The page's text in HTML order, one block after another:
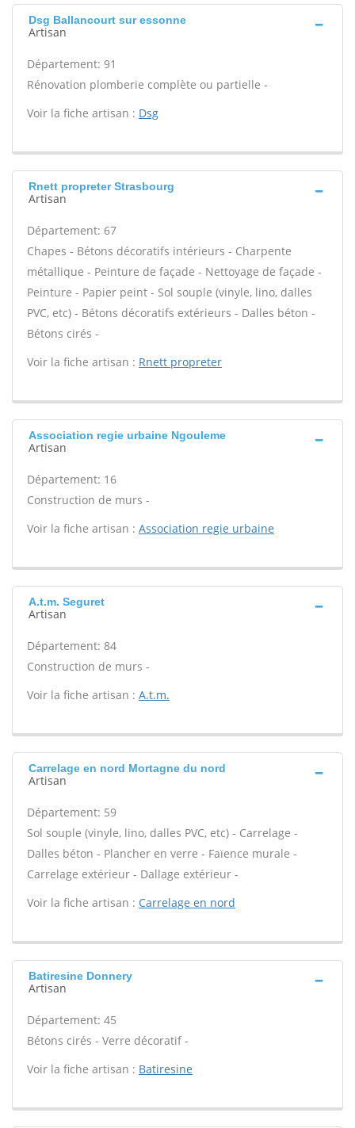
Dsg Ballancourt sur essonne
Artisan
Département: 91
Rénovation plomberie complète ou partielle -
Voir la fiche artisan : Dsg
Rnett propreter Strasbourg
Artisan
Département: 67
Chapes - Bétons décoratifs intérieurs - Charpente
métallique - Peinture de façade - Nettoyage de façade -
Peinture - Papier peint - Sol souple (vinyle, lino, dalles
PVC, etc) - Bétons décoratifs extérieurs - Dalles béton -
Bétons cirés -
Voir la fiche artisan : Rnett propreter
Association regie urbaine Ngouleme
Artisan
Département: 16
Construction de murs -
Voir la fiche artisan : Association regie urbaine
A.t.m. Seguret
Artisan
Département: 84
Construction de murs -
Voir la fiche artisan : A.t.m.
Carrelage en nord Mortagne du nord
Artisan
Département: 59
Sol souple (vinyle, lino, dalles PVC, etc) - Carrelage -
Dalles béton - Plancher en verre - Faïence murale -
Carrelage extérieur - Dallage extérieur -
Voir la fiche artisan : Carrelage en nord
Batiresine Donnery
Artisan
Département: 45
Bétons cirés - Verre décoratif -
Voir la fiche artisan : Batiresine